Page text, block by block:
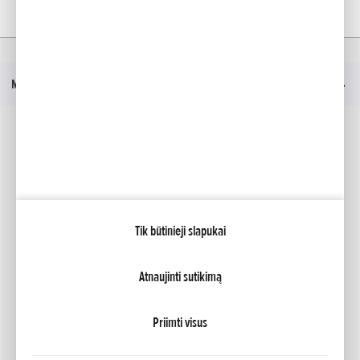
Tik būtinieji slapukai
Atnaujinti sutikimą
Priimti visus
Meniu